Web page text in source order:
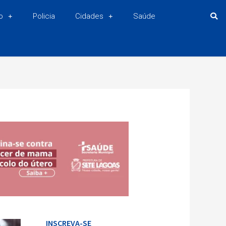
Policia Cidades Saúde
INSCREVA-SE